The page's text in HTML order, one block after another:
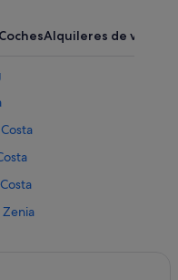
CochesAlquileres de